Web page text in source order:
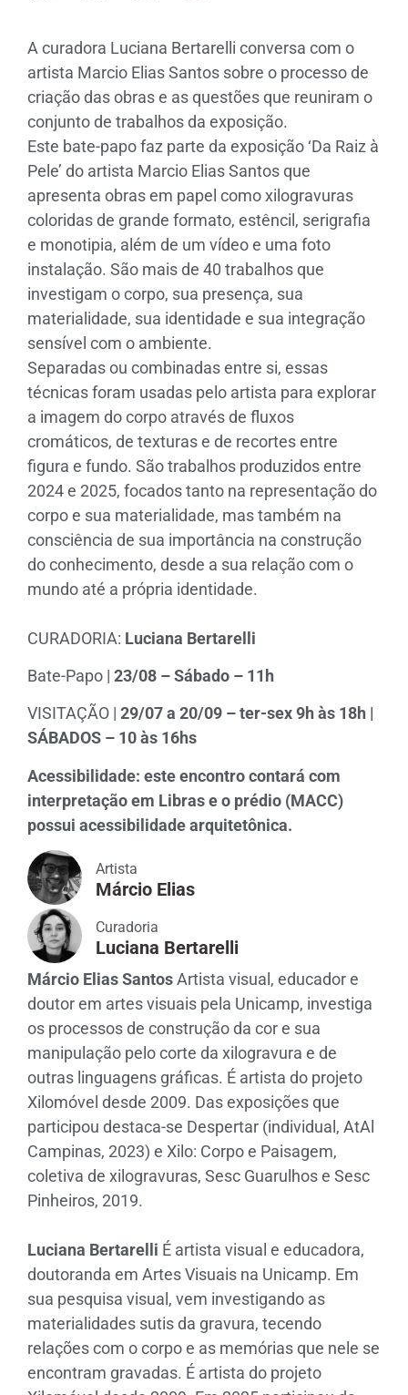
A curadora Luciana Bertarelli conversa com o
artista Marcio Elias Santos sobre o processo de
criação das obras e as questões que reuniram o
conjunto de trabalhos da exposição.
Este bate-papo faz parte da exposição ‘Da Raiz à
Pele’ do artista Marcio Elias Santos que
apresenta obras em papel como xilogravuras
coloridas de grande formato, estêncil, serigrafia
e monotipia, além de um vídeo e uma foto
instalação. São mais de 40 trabalhos que
investigam o corpo, sua presença, sua
materialidade, sua identidade e sua integração
sensível com o ambiente.
Separadas ou combinadas entre si, essas
técnicas foram usadas pelo artista para explorar
a imagem do corpo através de fluxos
cromáticos, de texturas e de recortes entre
figura e fundo. São trabalhos produzidos entre
2024 e 2025, focados tanto na representação do
corpo e sua materialidade, mas também na
consciência de sua importância na construção
do conhecimento, desde a sua relação com o
mundo até a própria identidade.
CURADORIA: Luciana Bertarelli
Bate-Papo | 23/08 – Sábado – 11h
VISITAÇÃO | 29/07 a 20/09 – ter-sex 9h às 18h |
SÁBADOS – 10 às 16hs
Acessibilidade: este encontro contará com
interpretação em Libras e o prédio (MACC)
possui acessibilidade arquitetônica.
Artista
Márcio Elias
Curadoria
Luciana Bertarelli
Márcio Elias SantosArtista visual, educador e
doutor em artes visuais pela Unicamp, investiga
os processos de construção da cor e sua
manipulação pelo corte da xilogravura e de
outras linguagens gráficas. É artista do projeto
Xilomóvel desde 2009. Das exposições que
participou destaca-se Despertar (individual, AtAl
Campinas, 2023) e Xilo: Corpo e Paisagem,
coletiva de xilogravuras, Sesc Guarulhos e Sesc
Pinheiros, 2019.
Luciana Bertarelli É artista visual e educadora,
doutoranda em Artes Visuais na Unicamp. Em
sua pesquisa visual, vem investigando as
materialidades sutis da gravura, tecendo
relações com o corpo e as memórias que nele se
encontram gravadas. É artista do projeto